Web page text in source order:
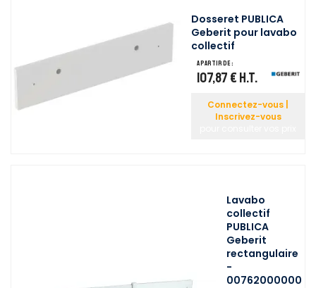
Dosseret PUBLICA
Geberit pour lavabo
collectif
A partir de :
107,87 € H.T.
Connectez-vous |
Inscrivez-vous
Lavabo
collectif
PUBLICA
Geberit
rectangulaire
-
00762000000